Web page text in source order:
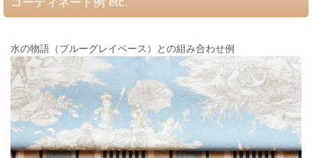
水の物語（ブルーグレイベース）との組み合わせ例